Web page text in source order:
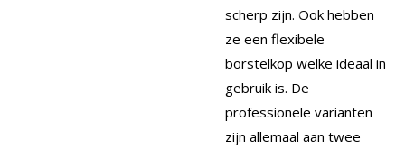
scherp zijn. Ook hebben
ze een flexibele
borstelkop welke ideaal in
gebruik is. De
professionele varianten
zijn allemaal aan twee